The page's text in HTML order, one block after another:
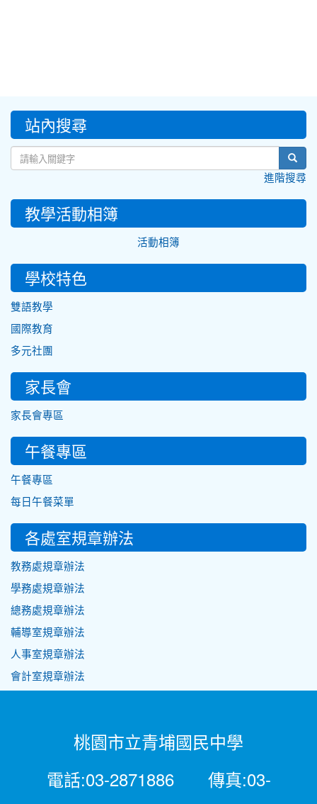
::: 站內搜尋
進階搜尋
教學活動相簿
活動相簿
學校特色
雙語教學
國際教育
多元社團
家長會
家長會專區
午餐專區
午餐專區
每日午餐菜單
各處室規章辦法
教務處規章辦法
學務處規章辦法
總務處規章辦法
輔導室規章辦法
人事室規章辦法
會計室規章辦法
桃園市立青埔國民中學
電話:03-2871886 傳真:03-